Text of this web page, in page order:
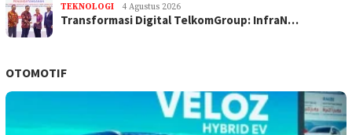
TEKNOLOGI 4 Agustus 2026
Transformasi Digital TelkomGroup: InfraN…
OTOMOTIF